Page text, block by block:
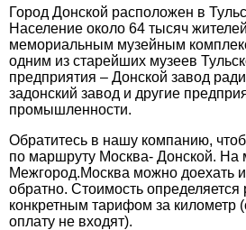
Город Донской расположен в
Население около 64 тысяч
мемориальным музейным
одним из старейших музеев
предприятия – Донской завод
задонский завод и другие
промышленности.
Обратитесь в нашу компанию,
по маршруту Москва- Донской. На
Межгород.Москва можно доехать
обратно. Стоимость определяется
конкретным тарифом за километр
оплату не входят).